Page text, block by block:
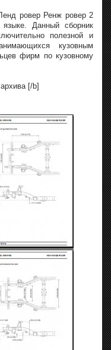
ровер Ренж ровер 2
Данный сборник
полезной и
кузовным
фирм по кузовному
[/b]